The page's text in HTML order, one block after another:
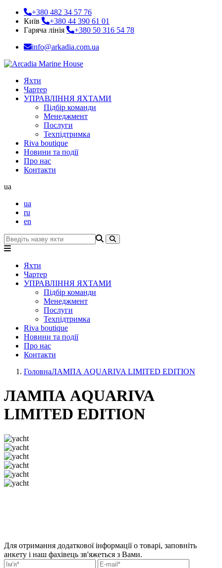
+380 482 34 57 76
Київ
+380 44 390 61 01
Гаряча лінія
+380 50 316 54 78
info@arkadia.com.ua
Яхти
Чартер
УПРАВЛІННЯ ЯХТАМИ
Підбір команди
Менеджмент
Послуги
Техпідтримка
Riva boutique
Новини та події
Про нас
Контакти
ua
ua
ru
en
Яхти
Чартер
УПРАВЛІННЯ ЯХТАМИ
Підбір команди
Менеджмент
Послуги
Техпідтримка
Riva boutique
Новини та події
Про нас
Контакти
ГоловнаЛАМПА AQUARIVA LIMITED EDITION
ЛАМПА AQUARIVA
LIMITED EDITION
Для отримання додаткової інформації о товарі, заповніть
анкету і наш фахівець зв'яжеться з Вами.